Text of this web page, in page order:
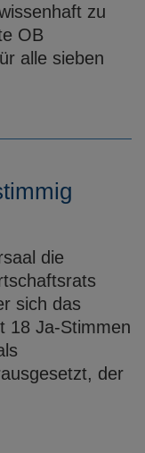
zu
OB
alle sieben
die
sich das
18 Ja-Stimmen
der